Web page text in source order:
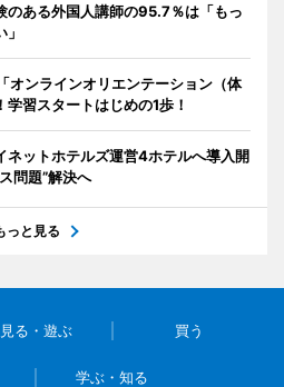
のある外国人講師の95.7％は「もっ
オンラインオリエンテーション（体
習スタートはじめの1歩！
ネットホテルズ運営4ホテルへ導入開
問題”解決へ
っと見る
見る・遊ぶ 買う
学ぶ・知る